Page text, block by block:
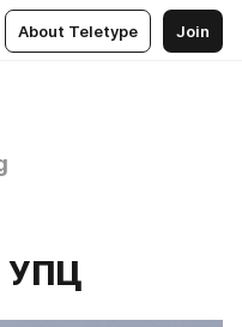
About Teletype Join
УПЦ